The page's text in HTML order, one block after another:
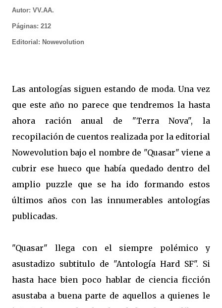
Autor: VV.AA.
Páginas: 212
Editorial: Nowevolution
Las antologías siguen estando de moda. Una vez
que este año no parece que tendremos la hasta
ahora ración anual de "Terra Nova", la
recopilación de cuentos realizada por la editorial
Nowevolution bajo el nombre de "Quasar" viene a
cubrir ese hueco que había quedado dentro del
amplio puzzle que se ha ido formando estos
últimos años con las innumerables antologías
publicadas.
"Quasar" llega con el siempre polémico y
asustadizo subtitulo de "Antología Hard SF". Si
hasta hace bien poco hablar de ciencia ficción
asustaba a buena parte de aquellos a quienes le